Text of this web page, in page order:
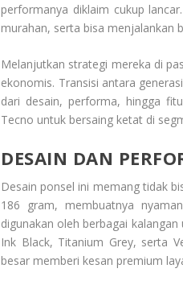
performanya diklaim cukup
murahan, serta bisa menjalankan
Melanjutkan strategi mereka di
ekonomis. Transisi antara
dari desain, performa, hingga
Tecno untuk bersaing ketat di
DESAIN DAN
Desain ponsel ini memang tidak
186 gram, membuatnya
digunakan oleh berbagai
Ink Black, Titanium Grey, serta
besar memberi kesan premium